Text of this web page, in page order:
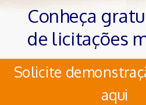
Conheça
de licitações
Solicite
aqui